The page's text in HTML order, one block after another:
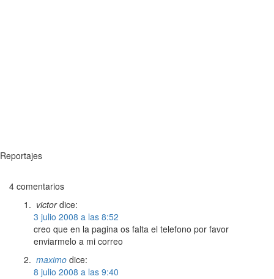
Reportajes
4 comentarios
victor dice:
3 julio 2008 a las 8:52
creo que en la pagina os falta el telefono por favor
enviarmelo a mi correo
maximo dice:
8 julio 2008 a las 9:40